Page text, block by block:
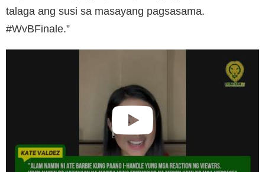
talaga ang susi sa masayang pagsasama.
#WvBFinale.”